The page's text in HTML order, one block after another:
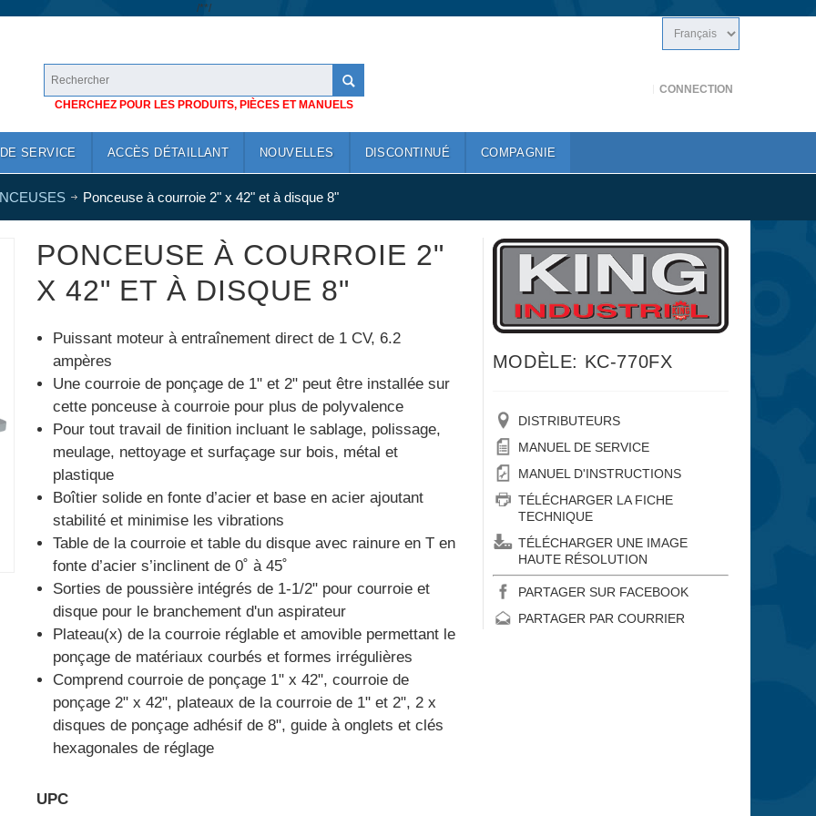
/**/
CHERCHEZ POUR LES PRODUITS, PIÈCES ET MANUELS
CONNECTION
SERVICE ACCÈS DÉTAILLANT NOUVELLES DISCONTINUÉ COMPAGNIE
Ponceuse à courroie 2" x 42" et à disque 8"
PONCEUSE À COURROIE 2"
X 42" ET À DISQUE 8"
Puissant moteur à entraînement direct de 1 CV, 6.2
ampères
Une courroie de ponçage de 1" et 2" peut être installée sur
cette ponceuse à courroie pour plus de polyvalence
Pour tout travail de finition incluant le sablage, polissage,
meulage, nettoyage et surfaçage sur bois, métal et
plastique
Boîtier solide en fonte d’acier et base en acier ajoutant
stabilité et minimise les vibrations
Table de la courroie et table du disque avec rainure en T en
fonte d’acier s’inclinent de 0˚ à 45˚
Sorties de poussière intégrés de 1-1/2" pour courroie et
disque pour le branchement d'un aspirateur
Plateau(x) de la courroie réglable et amovible permettant le
ponçage de matériaux courbés et formes irrégulières
Comprend courroie de ponçage 1" x 42", courroie de
ponçage 2" x 42", plateaux de la courroie de 1" et 2", 2 x
disques de ponçage adhésif de 8", guide à onglets et clés
hexagonales de réglage
UPC
MODÈLE: KC-770FX
DISTRIBUTEURS
MANUEL DE SERVICE
MANUEL D'INSTRUCTIONS
TÉLÉCHARGER LA FICHE
TECHNIQUE
TÉLÉCHARGER UNE IMAGE
HAUTE RÉSOLUTION
PARTAGER SUR FACEBOOK
PARTAGER PAR COURRIER